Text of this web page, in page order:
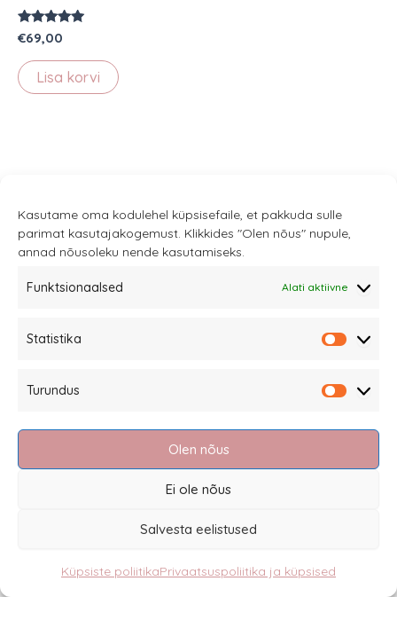
Kasutame oma kodulehel küpsisefaile, et pakkuda sulle
parimat kasutajakogemust. Klikkides "Olen nõus" nupule,
annad nõusoleku nende kasutamiseks.
Funktsionaalsed Alati aktiivne
Statistika
Turundus
Olen nõus
Ei ole nõus
Salvesta eelistused
Küpsiste poliitikaPrivaatsuspoliitika ja küpsised
Hinnanguga
5.00
/ 5
€69,00
Lisa korvi
Müügitingimused
Kauba tagastamine